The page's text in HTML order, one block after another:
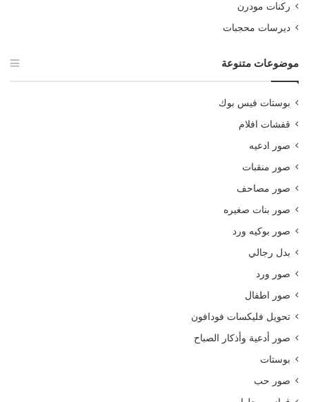
ركنات مودرن
ديرسات محجبات
موضوعات متنوعة
بوستات فيس بوك
قفشات افلام
صور ادعيه
صور منقبات
صور مصاحف
صور بنات صغيره
صور بوكيه ورد
بدل رجالي
صور ورد
صور اطفال
تحويل فليكسات فودافون
صور أدعية وأذكار الصباح
بوستات
صور حب